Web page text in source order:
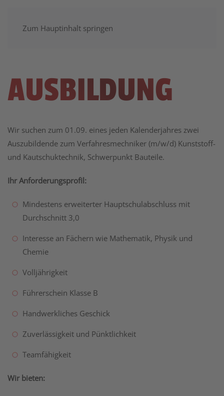
Zum Hauptinhalt springen
AUSBILDUNG
Wir suchen zum 01.09. eines jeden Kalenderjahres zwei
Auszubildende zum Verfahresmechniker (m/w/d) Kunststoff-
und Kautschuktechnik, Schwerpunkt Bauteile.
Ihr Anforderungsprofil:
Mindestens erweiterter Hauptschulabschluss mit
Durchschnitt 3,0
Interesse an Fächern wie Mathematik, Physik und
Chemie
Volljährigkeit
Führerschein Klasse B
Handwerkliches Geschick
Zuverlässigkeit und Pünktlichkeit
Teamfähigkeit
Wir bieten: